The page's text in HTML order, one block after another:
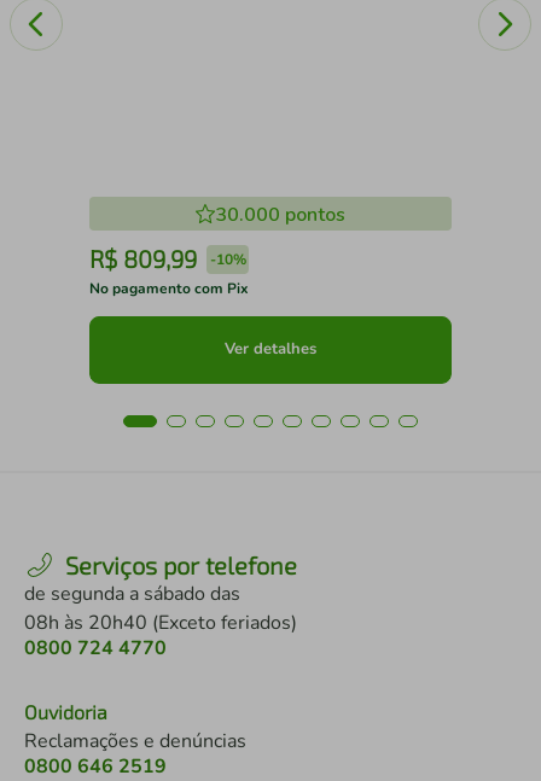
30.000 pontos
R$ 809,99 -10%
No pagamento com Pix
Ver detalhes
Serviços por telefone
de segunda a sábado das
08h às 20h40 (Exceto feriados)
0800 724 4770
Ouvidoria
Reclamações e denúncias
0800 646 2519